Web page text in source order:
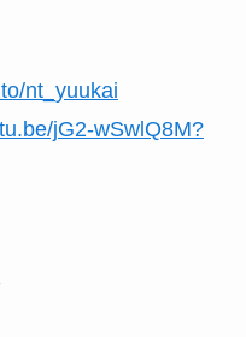
nt_yuukai
jG2-wSwlQ8M?